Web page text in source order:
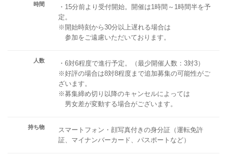
時間
・15分前より受付開始。開催は1時間～1時間半を予
定。
※開始時刻から30分以上遅れる場合は
参加をご遠慮いただいております。
人数
・6対6程度で進行予定。（最少開催人数：3対3）
※好評の場合は8対8程度まで追加募集の可能性がご
ざいます。
※募集締め切り以降のキャンセルによっては
男女差が変動する場合がございます。
持ち物
スマートフォン・顔写真付きの身分証（運転免許
証、マイナンバーカード、パスポートなど）